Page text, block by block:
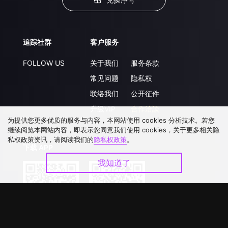
追踪社群
FOLLOW US
客户服务
关于我们
常见问题
联络我们
升级VIP
服务条款
隐私权
公开征件
合作洽談
为提供您更多优质的服务与内容，本网站使用 cookies 分析技术。若您
继续阅览本网站内容，即表示您同意我们使用 cookies，关于更多相关隐
私权政策资讯，请阅读我们的隐私权政策。
我知道了